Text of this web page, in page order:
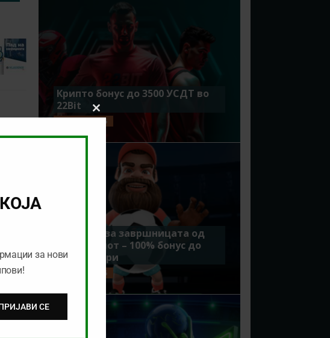
Крипто бонус до 3500 УСДТ во
22Bit
ЈУЛИ 29, 2026
Идеално за завршницата од
Мундијалот – 100% бонус до
7500 денари
ЈУЛИ 15, 2026
Close
this
за нови
СЕ